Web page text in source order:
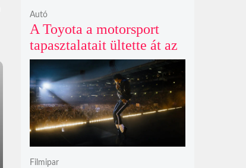
A Toyota a motorsport
tapasztalatait ültette át az
új GR86 vezethetőségébe
és biztonságába
Autó
Filmipar